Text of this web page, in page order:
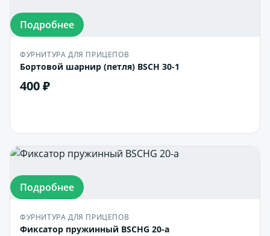
Подробнее
ФУРНИТУРА ДЛЯ ПРИЦЕПОВ
Бортовой шарнир (петля) BSCH 30-1
400 ₽
Подробнее
ФУРНИТУРА ДЛЯ ПРИЦЕПОВ
Фиксатор пружинный BSCHG 20-a